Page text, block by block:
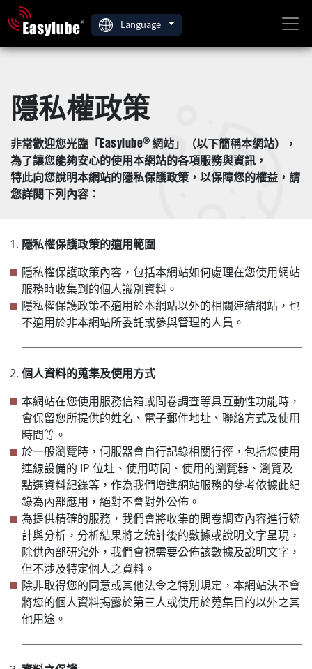
Language
隱私權政策
非常歡迎您光臨「Easylube®網站」（以下簡稱本網站），
為了讓您能夠安心的使用本網站的各項服務與資訊，
特此向您說明本網站的隱私保護政策，以保障您的權益，請
您詳閱下列內容：
隱私權保護政策的適用範圍
隱私權保護政策內容，包括本網站如何處理在您使用網站
服務時收集到的個人識別資料。
隱私權保護政策不適用於本網站以外的相關連結網站，也
不適用於非本網站所委託或參與管理的人員。
個人資料的蒐集及使用方式
本網站在您使用服務信箱或問卷調查等具互動性功能時，
會保留您所提供的姓名、電子郵件地址、聯絡方式及使用
時間等。
於一般瀏覽時，伺服器會自行記錄相關行徑，包括您使用
連線設備的 IP 位址、使用時間、使用的瀏覽器、瀏覽及
點選資料紀錄等，作為我們增進網站服務的參考依據此紀
錄為內部應用，絕對不會對外公佈。
為提供精確的服務，我們會將收集的問卷調查內容進行統
計與分析，分析結果將之統計後的數據或說明文字呈現，
除供內部研究外，我們會視需要公佈該數據及說明文字，
但不涉及特定個人之資料。
除非取得您的同意或其他法令之特別規定，本網站決不會
將您的個人資料揭露於第三人或使用於蒐集目的以外之其
他用途。